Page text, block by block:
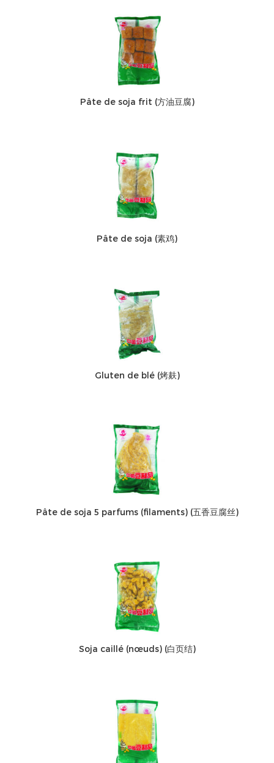
Pâte de soja frit (方油豆腐)
Pâte de soja (素鸡)
Gluten de blé (烤麸)
Pâte de soja 5 parfums (filaments) (五香豆腐丝)
Soja caillé (nœuds) (白页结)